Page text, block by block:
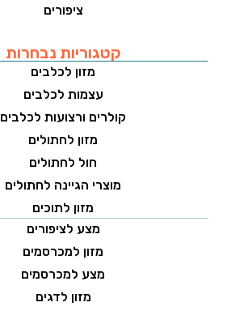
ציפורים
קטגוריות נבחרות
מזון לכלבים
עצמות לכלבים
קולרים ורצועות לכלבים
מזון לחתולים
חול לחתולים
מוצרי הגיינה לחתולים
מזון לתוכים
מצע לציפורים
מזון למכרסמים
מצע למכרסמים
מזון לדגים